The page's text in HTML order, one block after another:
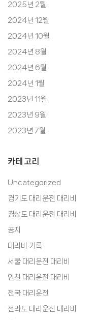
2025년 2월
2024년 12월
2024년 10월
2024년 8월
2024년 6월
2024년 1월
2023년 11월
2023년 9월
2023년 7월
카테고리
Uncategorized
경기도 대리운전 대리비
경상도 대리운전 대리비
공지
대리비 기록
서울 대리운전 대리비
인천 대리운전 대리비
전국 대리운전
전라도 대리운진 대리비